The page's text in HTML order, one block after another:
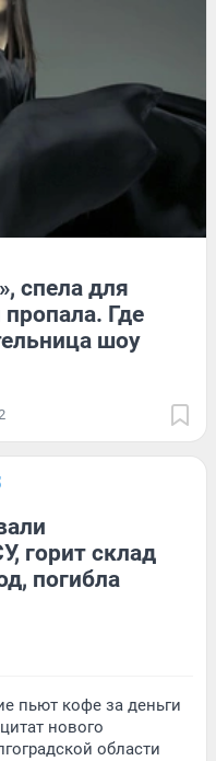
спела для
Где
шоу
горит склад
погибла
пьют кофе за деньги
нового
области